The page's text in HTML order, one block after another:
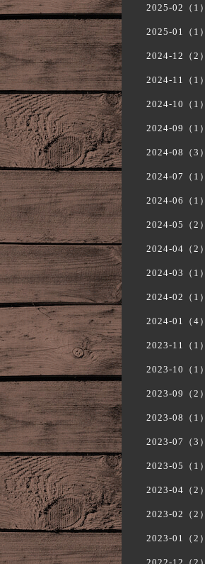
2025-02（1）
2025-01（1）
2024-12（2）
2024-11（1）
2024-10（1）
2024-09（1）
2024-08（3）
2024-07（1）
2024-06（1）
2024-05（2）
2024-04（2）
2024-03（1）
2024-02（1）
2024-01（4）
2023-11（1）
2023-10（1）
2023-09（2）
2023-08（1）
2023-07（3）
2023-05（1）
2023-04（2）
2023-02（2）
2023-01（2）